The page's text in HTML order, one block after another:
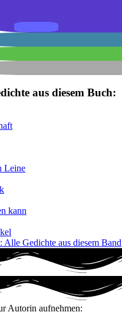
aus diesem Buch:
Leine
kann
Alle Gedichte aus diesem Band
Autorin aufnehmen: